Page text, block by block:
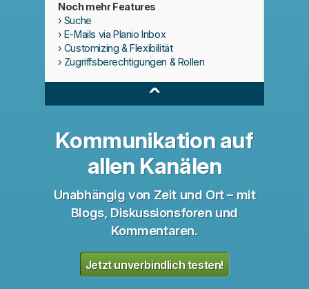
Noch mehr Features
Suche
E-Mails via Planio Inbox
Customizing & Flexibilität
Zugriffsberechtigungen & Rollen
^
Kommunikation auf
allen Kanälen
Unabhängig von Zeit und Ort – mit
Blogs, Diskussionsforen und
Kommentaren.
Jetzt unverbindlich testen!